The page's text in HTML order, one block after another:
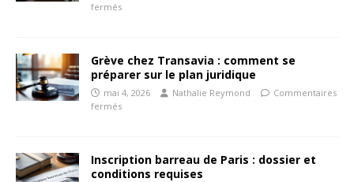
fermés
Grève chez Transavia : comment se
préparer sur le plan juridique
mai 4, 2026 Nathalie Reymond
Commentaires
fermés
Inscription barreau de Paris : dossier et
conditions requises